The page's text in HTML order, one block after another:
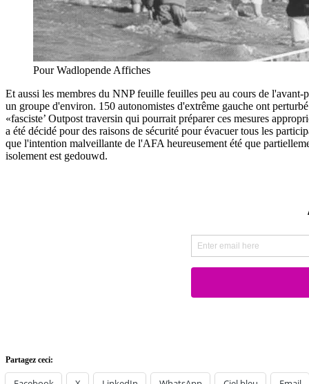
Pour Wadlopende Affiches
Et aussi les membres du NNP feuille feuilles peu au cours de
un groupe d'environ. 150 autonomistes d'extrême gauche ont
«fasciste’ Outpost traversin qui pourrait préparer ces mesures
a été décidé pour des raisons de sécurité pour évacuer tous les
que l'intention malveillante de l'AFA heureusement été que
isolement est gedouwd.
Partagez ceci: